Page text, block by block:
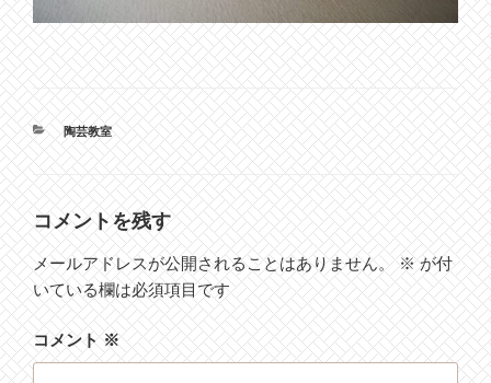
カ
テ
ゴ
リ
ー
陶芸教室
コメントを残す
メールアドレスが公開されることはありません。 ※が付
いている欄は必須項目です
コメント※